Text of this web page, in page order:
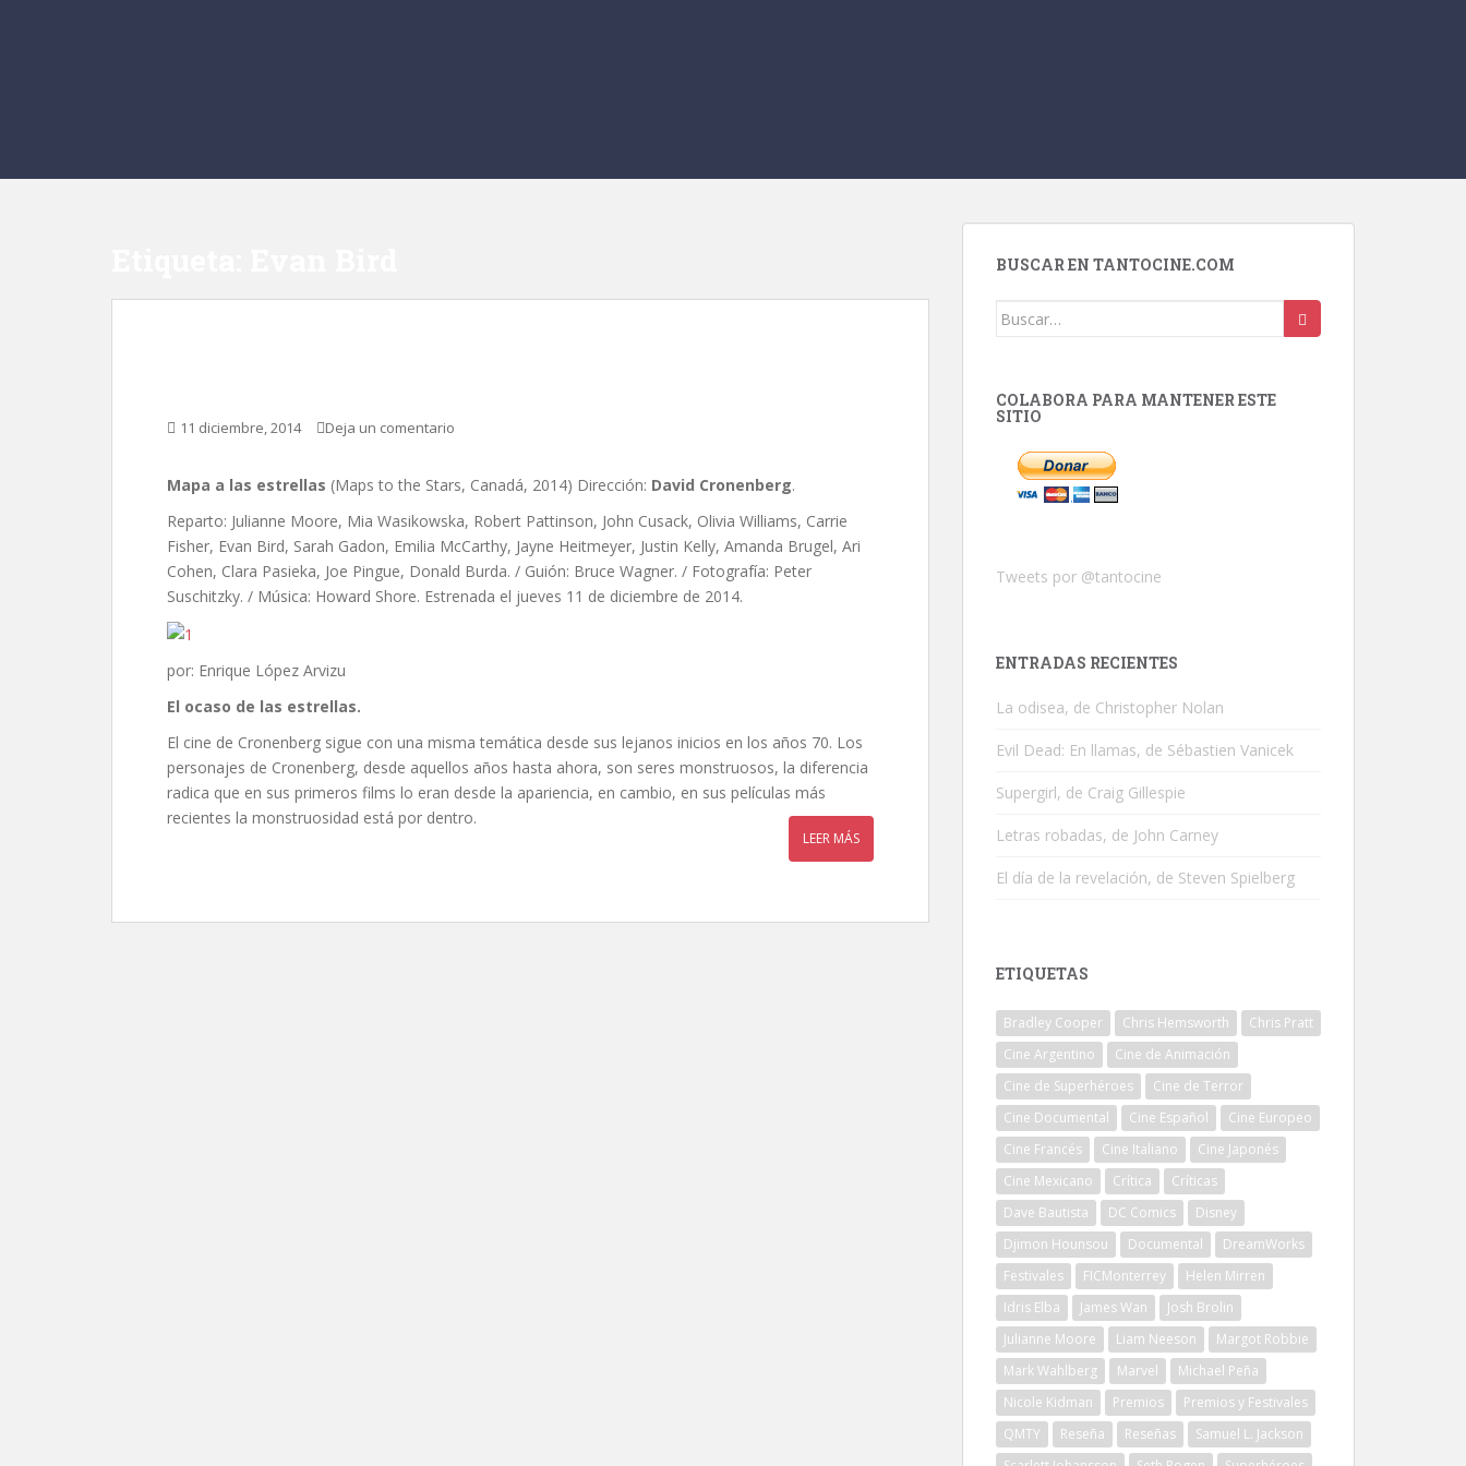
11 diciembre, 2014 Deja un comentario
Mapa a las estrellas (Maps to the Stars, Canadá, 2014) Dirección: David Cronenberg.
Reparto: Julianne Moore, Mia Wasikowska, Robert Pattinson, John Cusack, Olivia Williams, Carrie
Fisher, Evan Bird, Sarah Gadon, Emilia McCarthy, Jayne Heitmeyer, Justin Kelly, Amanda Brugel, Ari
Cohen, Clara Pasieka, Joe Pingue, Donald Burda. / Guión: Bruce Wagner. / Fotografía: Peter
Suschitzky. / Música: Howard Shore. Estrenada el jueves 11 de diciembre de 2014.
por: Enrique López Arvizu
El ocaso de las estrellas.
El cine de Cronenberg sigue con una misma temática desde sus lejanos inicios en los años 70. Los
personajes de Cronenberg, desde aquellos años hasta ahora, son seres monstruosos, la diferencia
radica que en sus primeros films lo eran desde la apariencia, en cambio, en sus películas más
recientes la monstruosidad está por dentro.
LEER MÁS
BUSCAR EN TANTOCINE.COM
Buscar:
COLABORA PARA MANTENER ESTE
SITIO
Tweets por @tantocine
ENTRADAS RECIENTES
La odisea, de Christopher Nolan
Evil Dead: En llamas, de Sébastien Vanicek
Supergirl, de Craig Gillespie
Letras robadas, de John Carney
El día de la revelación, de Steven Spielberg
ETIQUETAS
Bradley Cooper Chris Hemsworth
Chris Pratt
Cine Argentino
Cine de Animación
Cine de Superhéroes
Cine de Terror
Cine Documental
Cine Español
Cine Europeo
Cine Francés
Cine Italiano
Cine Japonés
Cine Mexicano
Crítica
Críticas
Dave Bautista
DC Comics
Disney
Djimon Hounsou
Documental
DreamWorks
Festivales
FICMonterrey
Helen Mirren
Idris Elba
James Wan
Josh Brolin
Julianne Moore
Liam Neeson
Margot Robbie
Mark Wahlberg
Marvel
Michael Peña
Nicole Kidman
Premios
Premios y Festivales
QMTY
Reseña Reseñas
Samuel L. Jackson